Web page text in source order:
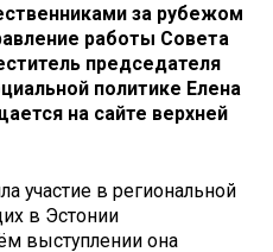
за рубежом
работы Совета
председателя
политике Елена
на сайте верхней
участие в региональной
в Эстонии
выступлении она